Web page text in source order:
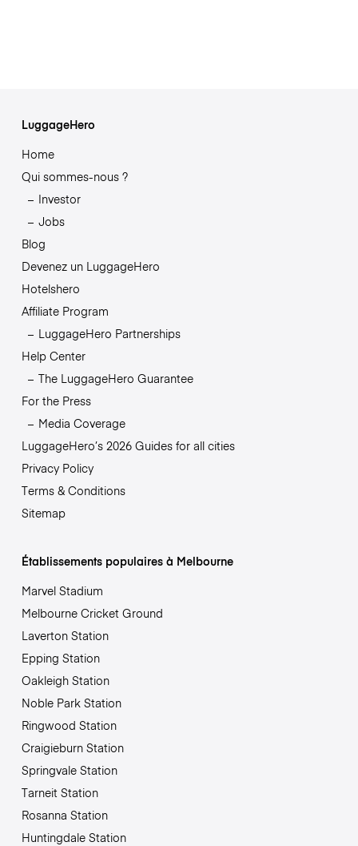
LuggageHero
Home
Qui sommes-nous ?
Investor
Jobs
Blog
Devenez un LuggageHero
Hotelshero
Affiliate Program
LuggageHero Partnerships
Help Center
The LuggageHero Guarantee
For the Press
Media Coverage
LuggageHero’s 2026 Guides for all cities
Privacy Policy
Terms & Conditions
Sitemap
Établissements populaires à Melbourne
Marvel Stadium
Melbourne Cricket Ground
Laverton Station
Epping Station
Oakleigh Station
Noble Park Station
Ringwood Station
Craigieburn Station
Springvale Station
Tarneit Station
Rosanna Station
Huntingdale Station